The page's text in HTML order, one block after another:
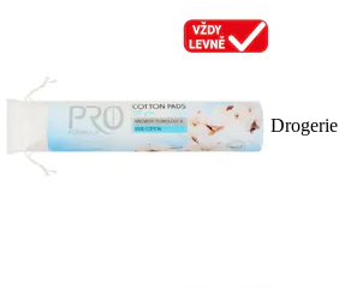
Drogerie